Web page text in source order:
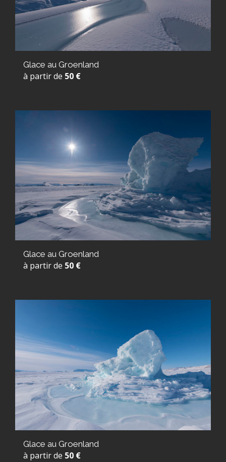
Glace au Groenland
à partir de 50 €
Glace au Groenland
à partir de 50 €
Glace au Groenland
à partir de 50 €